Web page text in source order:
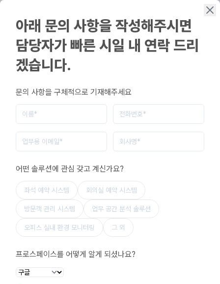
아래 문의 사항을 작성해주시면
담당자가 빠른 시일 내 연락 드리
겠습니다.
문의 사항을 구체적으로 기재해주세요
어떤 솔루션에 관심 갖고 계신가요?
좌석 예약 시스템 회의실 예약 시스템
방문객 관리 시스템 업무 공간 분석 솔루션
오피스 실내 환경 모니터링 그 외
프로스페이스를 어떻게 알게 되셨나요?
학교 및 교육 기관
학교와 대학을 위한 더
스마트한 공간 관리
확장 가능한 캠퍼스 솔루션으로 학부와 학생 그룹 전반에 걸쳐
원활한 공간 예약과 출입 통제를 실현하세요.
무료 데모 문의